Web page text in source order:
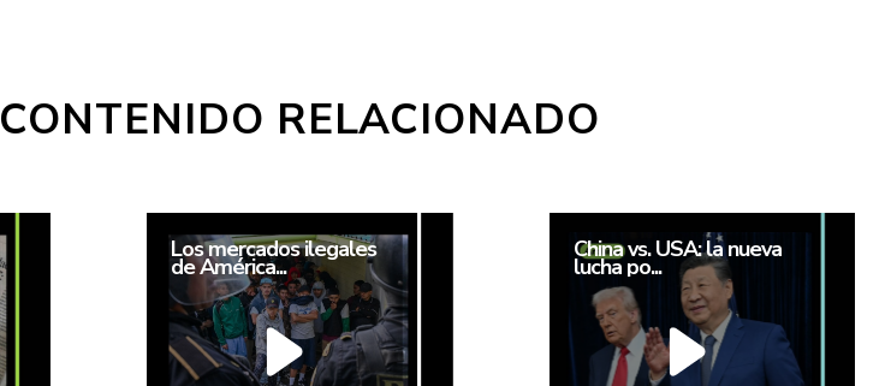
CONTENIDO RELACIONADO
Los mercados ilegales
de América...
China vs. USA: la nueva
lucha po...